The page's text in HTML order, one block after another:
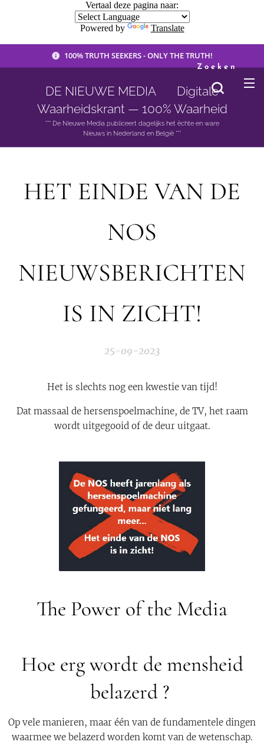
Vertaal deze pagina naar:
Powered by Translate
100% TRUTH SEEKERS - ONLY THE TRUTH!
DE NIEUWE MEDIA 🟣 Digitale
Waarheidskrant — 100% Waarheid
*** De Nieuwe Media publiceert dagelijks het èchte en ware
Nieuws in Nederland en België ***
Zoeken
HET EINDE VAN DE
NOS
NIEUWSBERICHTEN
IS IN ZICHT!
25-09-2023
Het is slechts nog een kwestie van tijd!
Dat massaal de hersenspoelmachine, de TV, het raam
wordt uitgegooid of de deur uitgaat.
The Power of the Media
Hoe erg wordt de mensheid
belazerd ?
Op vele manieren, maar één van de fundamentele dingen
waarmee we belazerd worden komt van de wetenschap.